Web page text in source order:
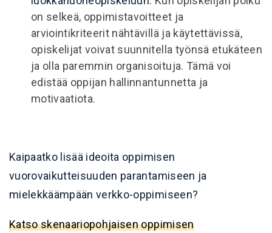
on selkeä, oppimistavoitteet ja
arviointikriteerit nähtävillä ja käytettävissä,
opiskelijat voivat suunnitella työnsä etukäteen
ja olla paremmin organisoituja. Tämä voi
edistää oppijan hallinnantunnetta ja
motivaatiota.
Kaipaatko lisää ideoita oppimisen
vuorovaikutteisuuden parantamiseen ja
mielekkäämpään verkko-oppimiseen?
Katso skenaariopohjaisen oppimisen